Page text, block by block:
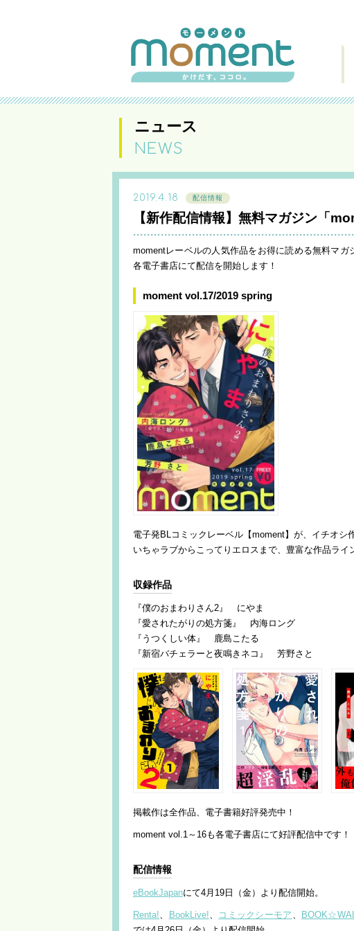
ニュース
NEWS
2019.4.18 配信情報
【新作配信情報】無料マガジン「
momentレーベルの人気作品をお得に読める無料マ
各電子書店にて配信を開始します！
moment vol.17/2019 spring
電子発BLコミックレーベル【moment】が、イチオシ
いちゃラブからこってりエロスまで、豊富な作品ライ
収録作品
『僕のおまわりさん2』 にやま
『愛されたがりの処方箋』 内海ロング
『うつくしい体』 鹿島こたる
『新宿バチェラーと夜鳴きネコ』 芳野さと
掲載作は全作品、電子書籍好評発売中！
moment vol.1～16も各電子書店にて好評配信中です！
配信情報
eBookJapanにて4月19日（金）より配信開始。
Renta!、 BookLive!、 コミックシーモア 、